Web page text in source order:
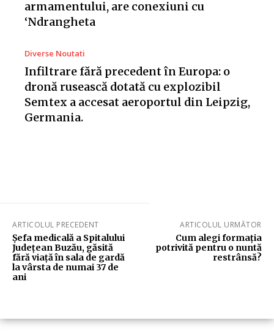
armamentului, are conexiuni cu
‘Ndrangheta
Diverse Noutati
Infiltrare fără precedent în Europa: o
dronă rusească dotată cu explozibil
Semtex a accesat aeroportul din Leipzig,
Germania.
ARTICOLUL PRECEDENT
Șefa medicală a Spitalului
Județean Buzău, găsită
fără viață în sala de gardă
la vârsta de numai 37 de
ani
ARTICOLUL URMĂTOR
Cum alegi formația
potrivită pentru o nuntă
restrânsă?